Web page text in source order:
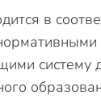
в
систему